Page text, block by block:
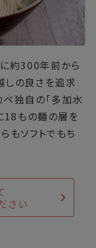
約300年前から
しの良さを追求
独自の「多加水
18もの麺の層を
もソフトでもち
さい